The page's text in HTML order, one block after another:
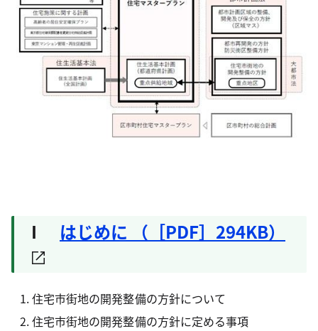
Ⅰ はじめに （［PDF］294KB）
住宅市街地の開発整備の方針について
住宅市街地の開発整備の方針に定める事項